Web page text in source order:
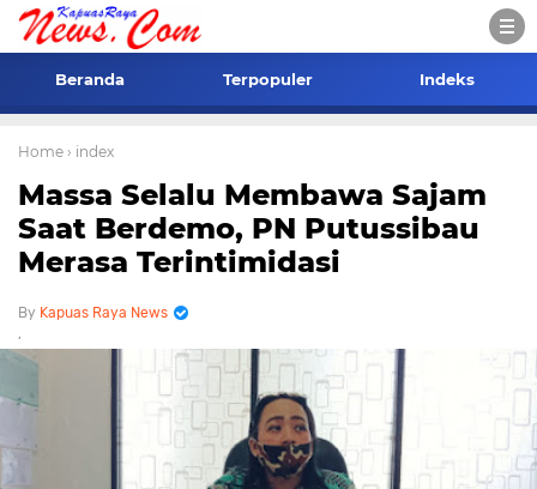
Beranda Terpopuler Indeks
Home › index
Massa Selalu Membawa Sajam
Saat Berdemo, PN Putussibau
Merasa Terintimidasi
Kapuas Raya News